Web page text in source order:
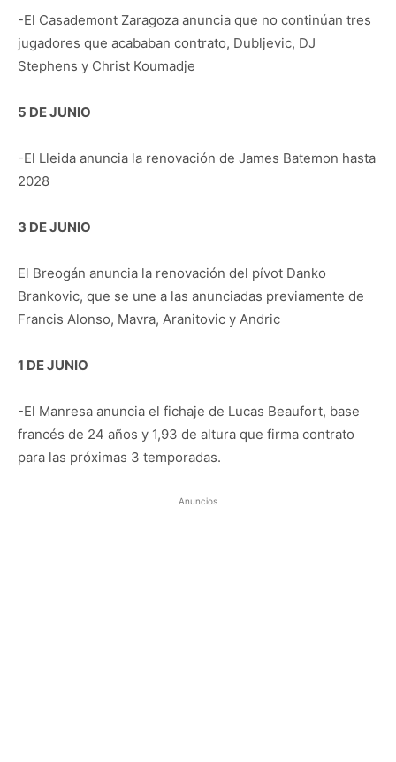
-El Casademont Zaragoza anuncia que no continúan tres
jugadores que acababan contrato, Dubljevic, DJ
Stephens y Christ Koumadje
5 DE JUNIO
-El Lleida anuncia la renovación de James Batemon hasta
2028
3 DE JUNIO
El Breogán anuncia la renovación del pívot Danko
Brankovic, que se une a las anunciadas previamente de
Francis Alonso, Mavra, Aranitovic y Andric
1 DE JUNIO
-El Manresa anuncia el fichaje de Lucas Beaufort, base
francés de 24 años y 1,93 de altura que firma contrato
para las próximas 3 temporadas.
Anuncios